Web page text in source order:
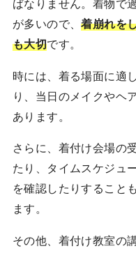
ばなりません。着物で
が多いので、着崩れを
も大切です。
時には、着る場面に適
り、当日のメイクやヘ
あります。
さらに、着付け会場の
たり、タイムスケジュ
を確認したりすること
ます。
その他、着付け教室の